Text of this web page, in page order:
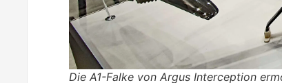
Die A1-Falke von Argus Interception